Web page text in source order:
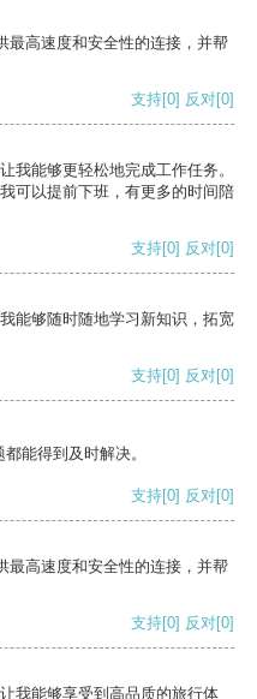
最高速度和安全性的连接，并帮
支持[0] 反对[0]
我能够更轻松地完成工作任务。
可以提前下班，有更多的时间陪
支持[0] 反对[0]
能够随时随地学习新知识，拓宽
支持[0] 反对[0]
能得到及时解决。
支持[0] 反对[0]
最高速度和安全性的连接，并帮
支持[0] 反对[0]
我能够享受到高品质的旅行体